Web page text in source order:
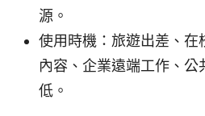
源。
使用時機：旅遊出差、在
內容、企業遠端工作、
低。